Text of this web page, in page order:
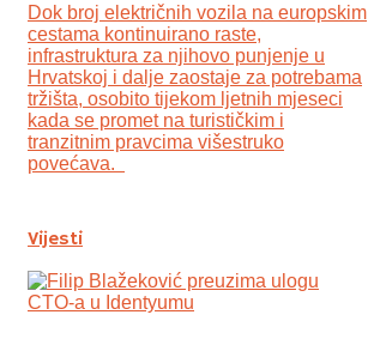
Dok broj električnih vozila na europskim
cestama kontinuirano raste,
infrastruktura za njihovo punjenje u
Hrvatskoj i dalje zaostaje za potrebama
tržišta, osobito tijekom ljetnih mjeseci
kada se promet na turističkim i
tranzitnim pravcima višestruko
povećava.
Vijesti